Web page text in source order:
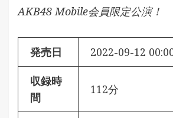
AKB48 Mobile会員限定公演！
発売日 2022-09-12
収録時
間
112分